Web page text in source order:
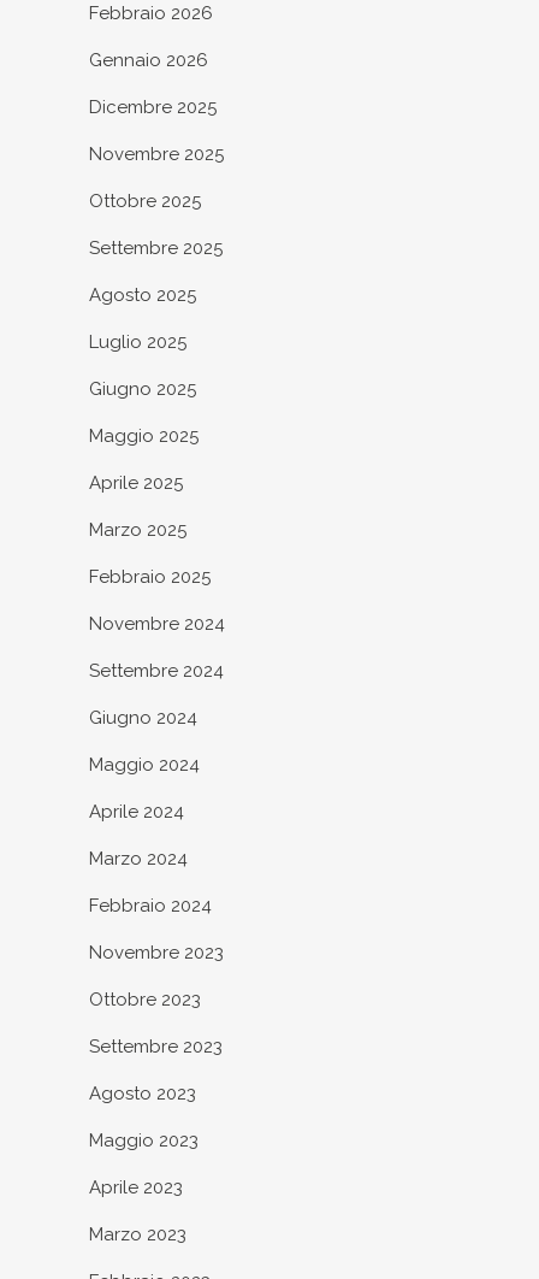
Febbraio 2026
Gennaio 2026
Dicembre 2025
Novembre 2025
Ottobre 2025
Settembre 2025
Agosto 2025
Luglio 2025
Giugno 2025
Maggio 2025
Aprile 2025
Marzo 2025
Febbraio 2025
Novembre 2024
Settembre 2024
Giugno 2024
Maggio 2024
Aprile 2024
Marzo 2024
Febbraio 2024
Novembre 2023
Ottobre 2023
Settembre 2023
Agosto 2023
Maggio 2023
Aprile 2023
Marzo 2023